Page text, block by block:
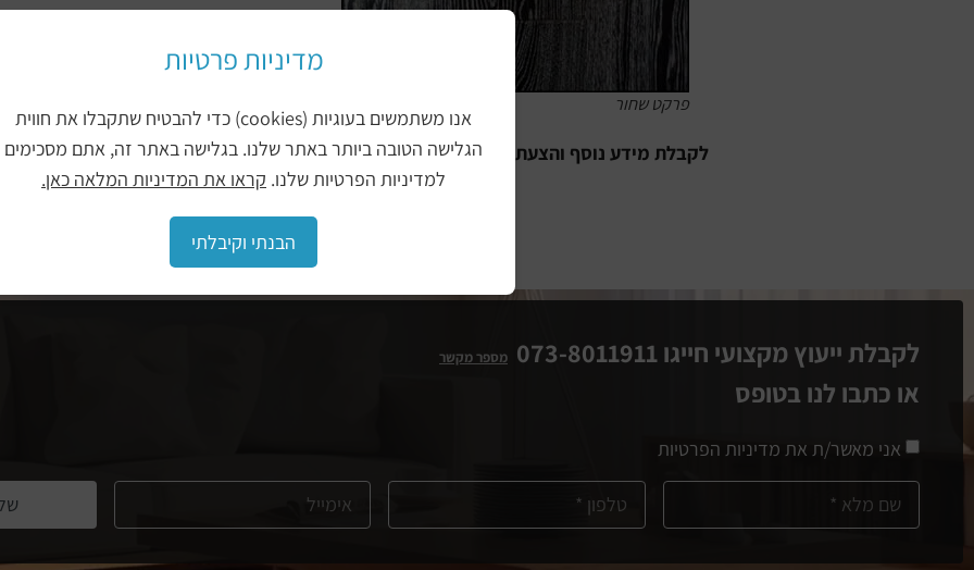
פרקט שחור
לקבלת מידע נוסף והצעת מחיר לפרקט שחור שעושה את ההבדל ובגדול – צרו עמנו קשר
לעמוד לשירותכם.
לקבלת ייעוץ מקצועי חייגו 073-8011911 מספר מקשר
או כתבו לנו בטופס
אני מאשר/ת את מדיניות הפרטיות
מדיניות פרטיות
אנו משתמשים בעוגיות (cookies) כדי להבטיח שתקבלו את חווית
הגלישה הטובה ביותר באתר שלנו. בגלישה באתר זה, אתם מסכימים
למדיניות הפרטיות שלנו. קראו את המדיניות המלאה כאן.
הבנתי וקיבלתי